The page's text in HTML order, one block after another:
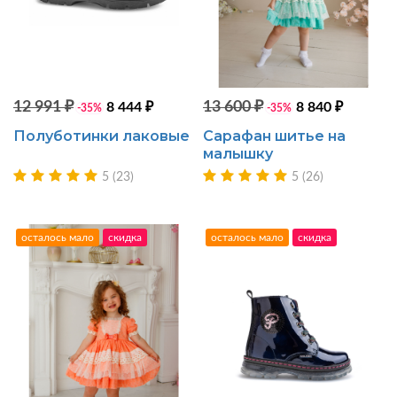
12 991 ₽ -35% 8 444 ₽
Полуботинки лаковые
5 (23)
13 600 ₽ -35% 8 840 ₽
Сарафан шитье на
малышку
5 (26)
осталось мало скидка осталось мало скидка